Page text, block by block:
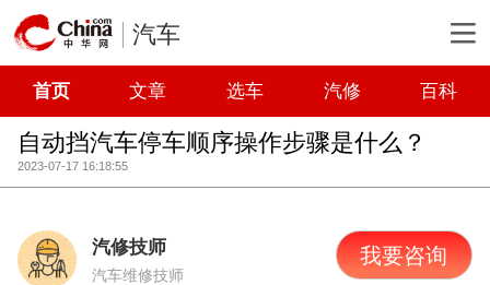
汽车
首页 文章 选车 汽修 百科
自动挡汽车停车顺序操作步骤是什么？
2023-07-17 16:18:55
汽修技师
汽车维修技师
我要咨询